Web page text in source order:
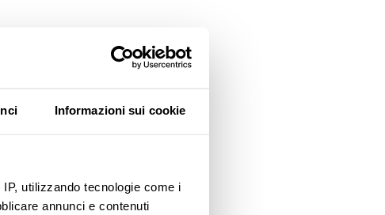
Informazioni sui cookie
utilizzando tecnologie come i
annunci e contenuti